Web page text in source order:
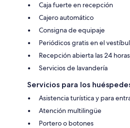
Caja fuerte en recepción
Cajero automático
Consigna de equipaje
Periódicos gratis en el
Recepción abierta las 24 horas
Servicios de lavandería
Servicios para los
Asistencia turística y para
Atención multilingüe
Portero o botones